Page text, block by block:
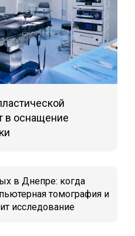
в оснащение
в Днепре: когда
томография и
исследование